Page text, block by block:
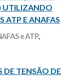
UTILIZANDO
ATP E ANAFAS
e ATP.,
DE TENSÃO DE